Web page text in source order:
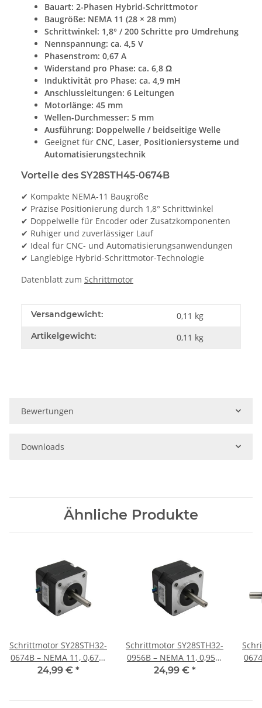
Bauart: 2-Phasen Hybrid-Schrittmotor
Baugröße: NEMA 11 (28 × 28 mm)
Schrittwinkel: 1,8° / 200 Schritte pro Umdrehung
Nennspannung: ca. 4,5 V
Phasenstrom: 0,67 A
Widerstand pro Phase: ca. 6,8 Ω
Induktivität pro Phase: ca. 4,9 mH
Anschlussleitungen: 6 Leitungen
Motorlänge: 45 mm
Wellen-Durchmesser: 5 mm
Ausführung: Doppelwelle / beidseitige Welle
Geeignet für CNC, Laser, Positioniersysteme und
Automatisierungstechnik
Vorteile des SY28STH45-0674B
✔ Kompakte NEMA-11 Baugröße
✔ Präzise Positionierung durch 1,8° Schrittwinkel
✔ Doppelwelle für Encoder oder Zusatzkomponenten
✔ Ruhiger und zuverlässiger Lauf
✔ Ideal für CNC- und Automatisierungsanwendungen
✔ Langlebige Hybrid-Schrittmotor-Technologie
Datenblatt zum Schrittmotor
Versandgewicht: 0,11 kg
Artikelgewicht: 0,11 kg
Bewertungen
Downloads
Ähnliche Produkte
Schrittmotor SY28STH32-
0674B – NEMA 11, 0,67A,
32 mm
24,99 € *
Schrittmotor SY28STH32-
0956B – NEMA 11, 0,95A,
32 mm
24,99 € *
0674B -